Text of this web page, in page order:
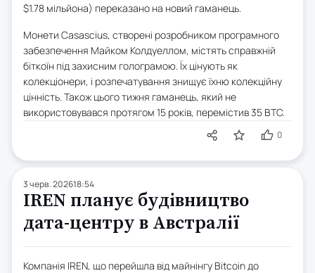
$1.78 мільйона) переказано на новий гаманець.
Монети Casascius, створені розробником програмного
забезпечення Майком Колдуеллом, містять справжній
біткоїн під захисним голограмою. Їх цінують як
колекціонери, і розпечатування знищує їхню колекційну
цінність. Також цього тижня гаманець, який не
використовувався протягом 15 років, перемістив 35 BTC.
0
3 черв. 202618:54
IREN планує будівництво
дата-центру в Австралії
Компанія IREN, що перейшла від майнінгу Bitcoin до